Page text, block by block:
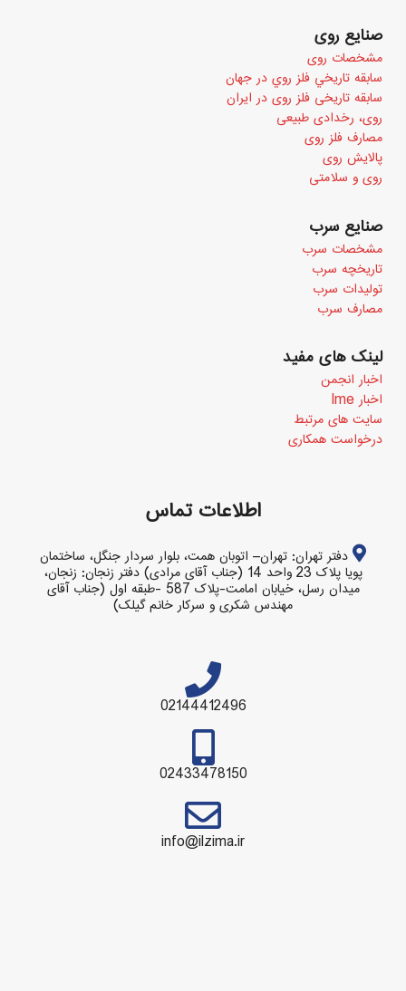
صنایع روی
مشخصات روی
سابقه تاريخي فلز روي در جهان
سابقه تاریخی فلز روی در ایران
روی، رخدادی طبیعی
مصارف فلز روی
پالایش روی
روی و سلامتی
صنایع سرب
مشخصات سرب
تاریخچه سرب
تولیدات سرب
مصارف سرب
لینک های مفید
اخبار انجمن
اخبار Ime
سایت های مرتبط
درخواست همکاری
اطلاعات تماس
دفتر تهران: تهران– اتوبان همت، بلوار سردار جنگل، ساختمان
پویا پلاک 23 واحد 14 (جناب آقای مرادی) دفتر زنجان: زنجان،
میدان رسل، خیابان امامت-پلاک 587 -طبقه اول (جناب آقای
مهندس شکری و سرکار خانم گیلک)
02144412496
02433478150
info@ilzima.ir